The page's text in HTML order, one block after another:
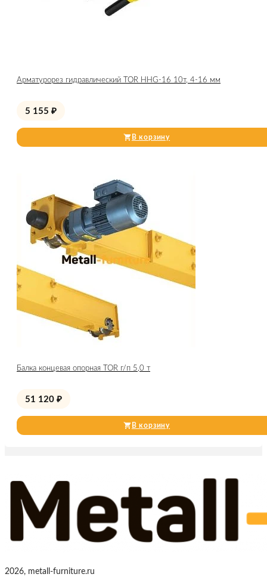
Арматурорез гидравлический TOR HHG-16 10т, 4-16 мм
5 155 ₽
В корзину
Балка концевая опорная TOR г/п 5,0 т
51 120 ₽
В корзину
2026, metall-furniture.ru